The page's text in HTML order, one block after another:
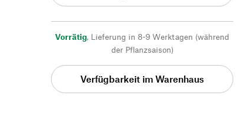
Vorrätig, Lieferung in 8-9 Werktagen (während
der Pflanzsaison)
Verfügbarkeit im Warenhaus